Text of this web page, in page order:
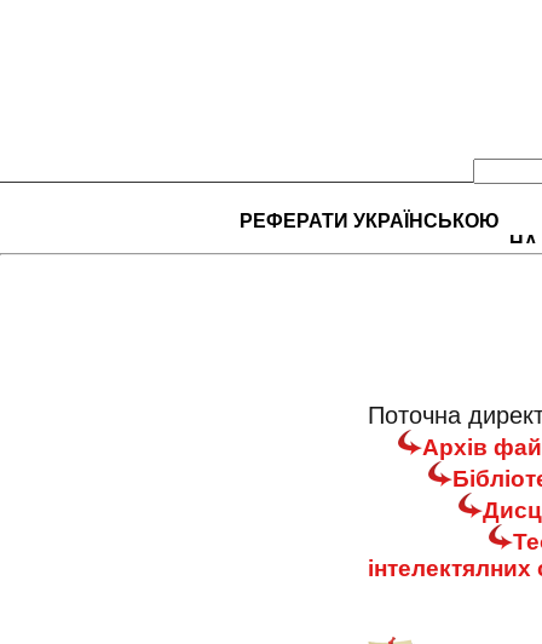
РЕФЕРАТИ УКРАЇНСЬКОЮ
НА
Поточна
Архів
інтелектялних